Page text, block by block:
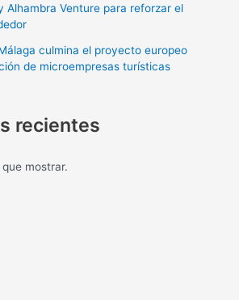
Alhambra Venture para reforzar el
culmina el proyecto europeo
de microempresas turísticas
recientes
mostrar.